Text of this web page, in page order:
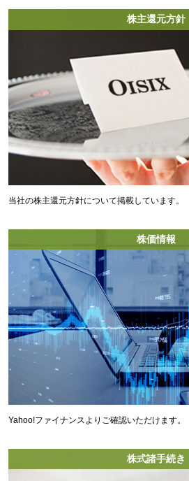
株主還元方針
当社の株主還元方針について掲載しています。
株価情報
Yahoo!ファイナンスよりご確認いただけます。
株式諸手続き